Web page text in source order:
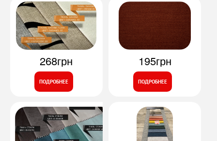
268грн
ПОДРОБНЕЕ
195грн
ПОДРОБНЕЕ